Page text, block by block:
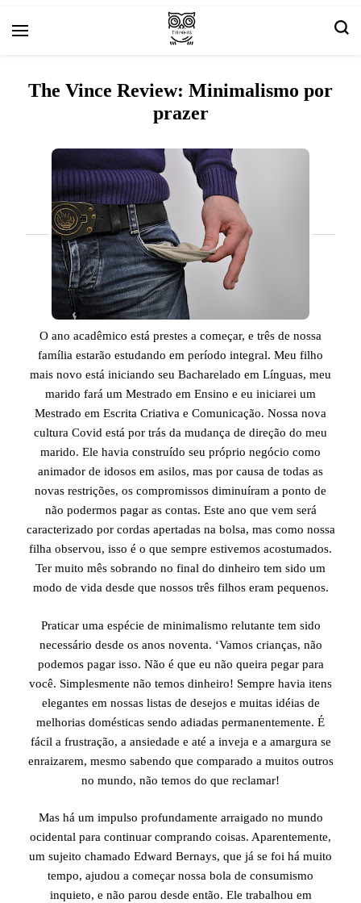
Tirinha.com
The Vince Review: Minimalismo por
prazer
O ano acadêmico está prestes a começar, e três de nossa
família estarão estudando em período integral. Meu filho
mais novo está iniciando seu Bacharelado em Línguas, meu
marido fará um Mestrado em Ensino e eu iniciarei um
Mestrado em Escrita Criativa e Comunicação. Nossa nova
cultura Covid está por trás da mudança de direção do meu
marido. Ele havia construído seu próprio negócio como
animador de idosos em asilos, mas por causa de todas as
novas restrições, os compromissos diminuíram a ponto de
não podermos pagar as contas. Este ano que vem será
caracterizado por cordas apertadas na bolsa, mas como nossa
filha observou, isso é o que sempre estivemos acostumados.
Ter muito mês sobrando no final do dinheiro tem sido um
modo de vida desde que nossos três filhos eram pequenos.
Praticar uma espécie de minimalismo relutante tem sido
necessário desde os anos noventa. ‘Vamos crianças, não
podemos pagar isso. Não é que eu não queira pegar para
você. Simplesmente não temos dinheiro! Sempre havia itens
elegantes em nossas listas de desejos e muitas idéias de
melhorias domésticas sendo adiadas permanentemente. É
fácil a frustração, a ansiedade e até a inveja e a amargura se
enraizarem, mesmo sabendo que comparado a muitos outros
no mundo, não temos do que reclamar!
Mas há um impulso profundamente arraigado no mundo
ocidental para continuar comprando coisas. Aparentemente,
um sujeito chamado Edward Bernays, que já se foi há muito
tempo, ajudou a começar nossa bola de consumismo
inquieto, e não parou desde então. Ele trabalhou em